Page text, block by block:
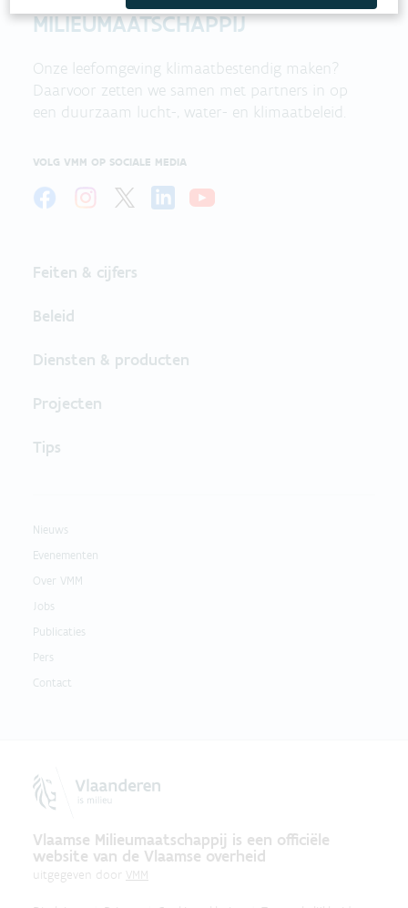
MILIEUMAATSCHAPPIJ
Onze leefomgeving klimaatbestendig maken?
Daarvoor zetten we samen met partners in op
een duurzaam lucht-, water- en klimaatbeleid.
VOLG VMM OP SOCIALE MEDIA
Feiten & cijfers
Beleid
Diensten & producten
Projecten
Tips
Nieuws
Evenementen
Over VMM
Jobs
Publicaties
Pers
Contact
Vlaamse Milieumaatschappij is een officiële
website van de Vlaamse overheid
uitgegeven door VMM